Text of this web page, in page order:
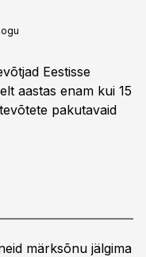
Eestisse
aastas enam kui 15
pakutavaid
märksõnu jälgima